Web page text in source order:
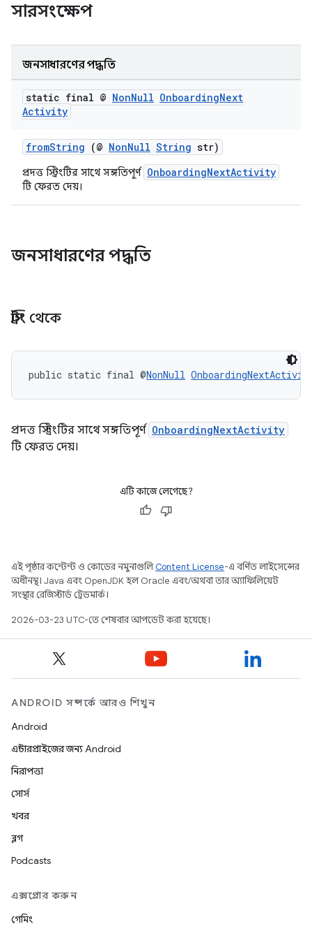
সারসংক্ষেপ
জনসাধারণের পদ্ধতি
static final @ NonNull OnboardingNext
Activity
fromString (@ NonNull String str)
প্রদত্ত স্ট্রিংটির সাথে সঙ্গতিপূর্ণ OnboardingNextActivity
টি ফেরত দেয়।
জনসাধারণের পদ্ধতি
স্ট্রিং থেকে
public static final @NonNull
প্রদত্ত স্ট্রিংটির সাথে সঙ্গতিপূর্ণ OnboardingNextActivity
টি ফেরত দেয়।
এটি কাজে লেগেছে?
এই পৃষ্ঠার কন্টেন্ট ও কোডের নমুনাগুলিContent License-এ বর্ণিত লাইসেন্সের
অধীনস্থ। Java এবং OpenJDK হল Oracle এবং/অথবা তার অ্যাফিলিয়েট
সংস্থার রেজিস্টার্ড ট্রেডমার্ক।
2026-03-23 UTC-তে শেষবার আপডেট করা হয়েছে।
ANDROID সম্পর্কে আরও শিখুন
Android
এন্টারপ্রাইজের জন্য Android
নিরাপত্তা
সোর্স
খবর
ব্লগ
Podcasts
এক্সপ্লোর করুন
গেমিং